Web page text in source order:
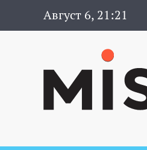
Август 6, 21:21